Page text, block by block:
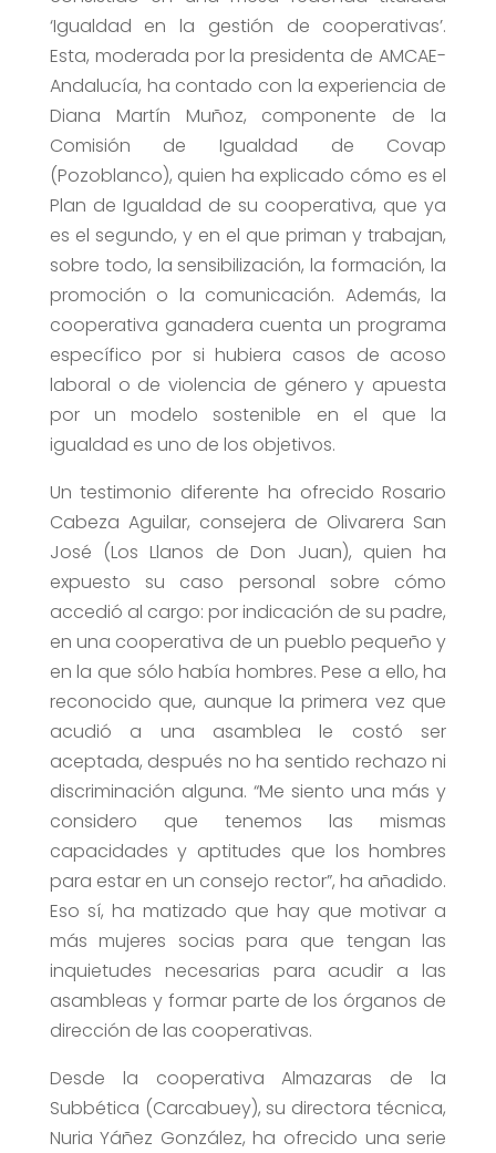
‘Igualdad en la gestión de cooperativas’.
Esta, moderada por la presidenta de AMCAE-
Andalucía, ha contado con la experiencia de
Diana Martín Muñoz, componente de la
Comisión de Igualdad de Covap
(Pozoblanco), quien ha explicado cómo es el
Plan de Igualdad de su cooperativa, que ya
es el segundo, y en el que priman y trabajan,
sobre todo, la sensibilización, la formación, la
promoción o la comunicación. Además, la
cooperativa ganadera cuenta un programa
específico por si hubiera casos de acoso
laboral o de violencia de género y apuesta
por un modelo sostenible en el que la
igualdad es uno de los objetivos.
Un testimonio diferente ha ofrecido Rosario
Cabeza Aguilar, consejera de Olivarera San
José (Los Llanos de Don Juan), quien ha
expuesto su caso personal sobre cómo
accedió al cargo: por indicación de su padre,
en una cooperativa de un pueblo pequeño y
en la que sólo había hombres. Pese a ello, ha
reconocido que, aunque la primera vez que
acudió a una asamblea le costó ser
aceptada, después no ha sentido rechazo ni
discriminación alguna. “Me siento una más y
considero que tenemos las mismas
capacidades y aptitudes que los hombres
para estar en un consejo rector”, ha añadido.
Eso sí, ha matizado que hay que motivar a
más mujeres socias para que tengan las
inquietudes necesarias para acudir a las
asambleas y formar parte de los órganos de
dirección de las cooperativas.
Desde la cooperativa Almazaras de la
Subbética (Carcabuey), su directora técnica,
Nuria Yáñez González, ha ofrecido una serie